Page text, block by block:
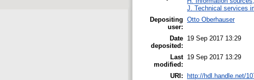
J. Technical services
Depositing
user:
Otto Oberhauser
Date
deposited:
19 Sep 2017 13:29
Last
modified:
19 Sep 2017 13:29
URI: http://hdl.handle.net/